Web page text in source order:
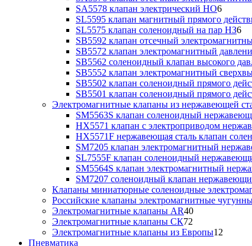
SA5578 клапан электрический НО6
SL5595 клапан магнитный прямого
SL5575 клапан соленоидный на пар НЗ6
SB5592 клапан отсечный
SB5572 клапан электромагнитный
SB5562 соленоидный клапан высокого
SB5552 клапан электромагнитный
SB5502 клапан соленоидный прямого
SB5501 клапан соленоидный прямого
Электромагнитные клапаны из нержавеющей
SM5563S клапан соленоидный
HX5571 клапан с электроприводом
HX5571F нержавеющая сталь клапан
SM7205 клапан электромагнитный
SL7555F клапан соленоидный
SM5564S клапан электромагнитный
SM7207 соленоидный клапан
Клапаны миниатюрные соленоидные
Российские клапаны электромагнитные
Электромагнитные клапаны AR40
Электромагнитные клапаны СК72
Электромагнитные клапаны из Европы12
Пневматика